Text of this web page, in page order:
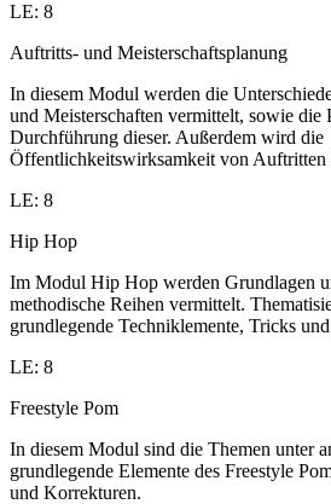
LE: 8
Auftritts- und Meisterschaftsplanung
In diesem Modul werden die
und Meisterschaften vermittelt, sowie die
Durchführung dieser. Außerdem wird die
Öffentlichkeitswirksamkeit von Auftritten
LE: 8
Hip Hop
Im Modul Hip Hop werden Grundlagen
methodische Reihen vermittelt.
grundlegende Techniklemente, Tricks
LE: 8
Freestyle Pom
In diesem Modul sind die Themen unter
grundlegende Elemente des Freestyle
und Korrekturen.